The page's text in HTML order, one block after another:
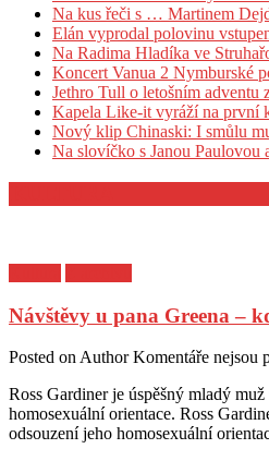
Na kus řeči s … Martinem
Elán vyprodal polovinu
Na Radima Hladíka ve
Koncert Vanua 2 Nymburské
Jethro Tull o letošním adventu
Kapela Like-it vyráží na první
Nový klip Chinaski: I smůlu
Na slovíčko s Janou Paulovou
Návštěvy u pana Greena –
Posted on Author Komentáře nejsou
Ross Gardiner je úspěšný mladý
homosexuální orientace. Ross
odsouzení jeho homosexuální